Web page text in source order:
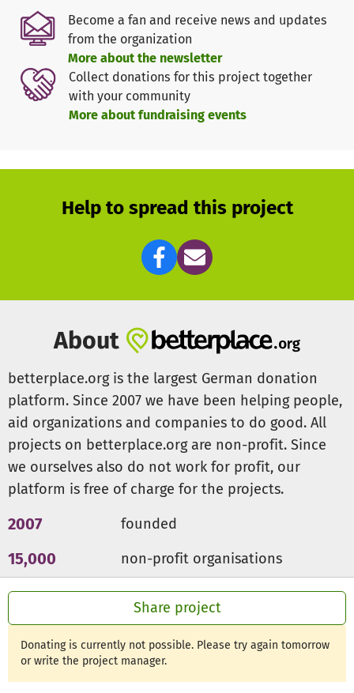
Share project
Donating is currently not possible. Please try again tomorrow
or write the project manager.
Das Deutsche Kinderhilfswerk zeichnete das Projekt 2012
mit der Goldenen Göre aus.
Become a fan and receive news and updates
from the organization
More about the newsletter
Collect donations for this project together
with your community
More about fundraising events
Help to spread this project
About
betterplace.org is the largest German donation
platform. Since 2007 we have been helping people,
aid organizations and companies to do good. All
projects on betterplace.org are non-profit. Since
we ourselves also do not work for profit, our
platform is free of charge for the projects.
2007 founded
15,000 non-profit organisations
300m € for a good cause